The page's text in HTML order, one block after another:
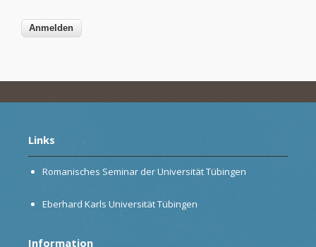
Links
Romanisches Seminar der Universität Tübingen
Eberhard Karls Universität Tübingen
Information